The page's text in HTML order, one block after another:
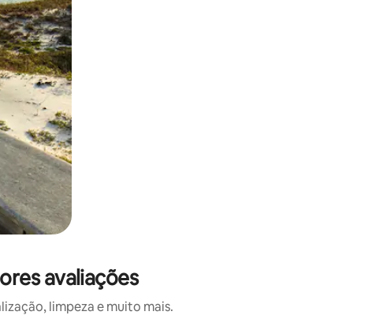
avaliações
limpeza e muito mais.